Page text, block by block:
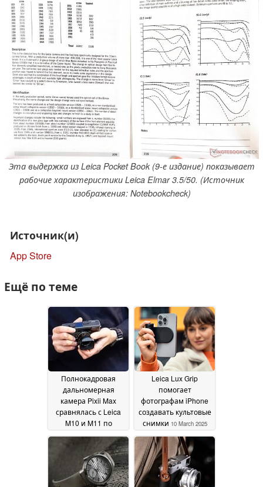
Эта выдержка из Leica Pocket Book (9-е издание) показывает
рабочие характеристики Leica Elmar 3.5/50. (Источник
изображения: Notebookcheck)
Источник(и)
App Store
Ещё по теме
Полнокадровая
дальномерная
камера Pixii Max
сравнялась с Leica
M10 и M11 по
датчиков DxOMark22
April 2025
Leica Lux Grip
помогает
фотографам iPhone
создавать культовые
снимки 10 March 2025